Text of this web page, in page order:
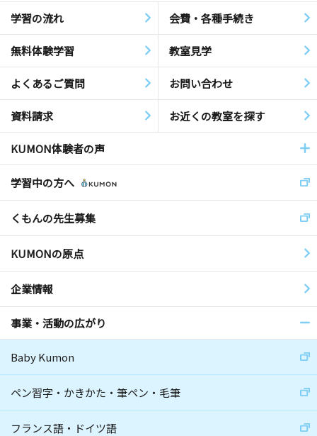
学習の流れ 会費・各種手続き
無料体験学習 教室見学
よくあるご質問 お問い合わせ
資料請求 お近くの教室を探す
KUMON体験者の声
学習中の方へ
くもんの先生募集
KUMONの原点
企業情報
事業・活動の広がり
Baby Kumon
ペン習字・かきかた・筆ペン・毛筆
フランス語・ドイツ語